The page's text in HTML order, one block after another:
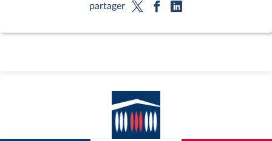
partager